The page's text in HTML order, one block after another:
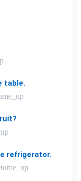
table.
refrigerator.